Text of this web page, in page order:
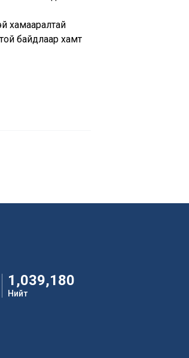
хамааралтай
байдлаар хамт
1,039,180
Нийт